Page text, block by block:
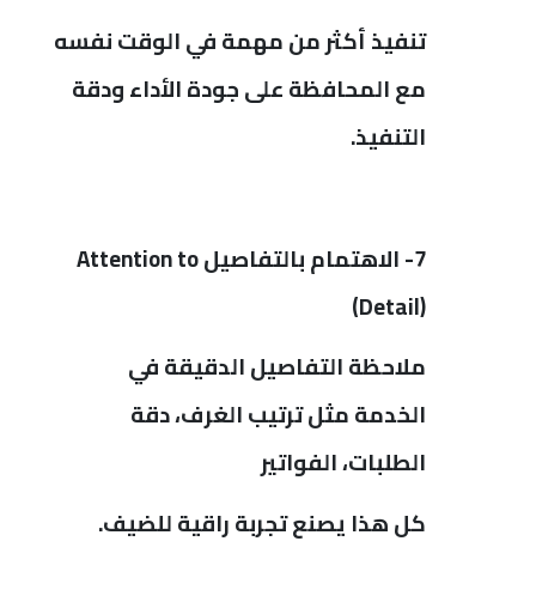
تنفيذ أكثر من مهمة في الوقت نفسه
مع المحافظة على جودة الأداء ودقة
التنفيذ.
7- الاهتمام بالتفاصيل
Attention to
Detail)
)
ملاحظة التفاصيل الدقيقة في
الخدمة مثل ترتيب الغرف، دقة
الطلبات، الفواتير
كل هذا يصنع تجربة راقية للضيف.